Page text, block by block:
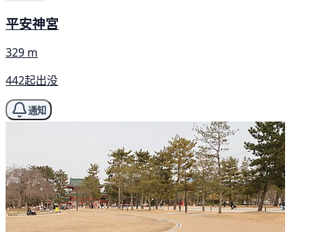
平安神宮
329 m
442起出没
通知